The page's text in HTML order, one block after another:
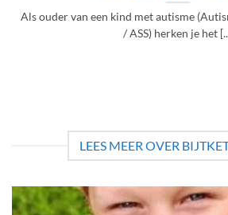
Als ouder van een kind met autisme
/ ASS) herken je het
LEES MEER OVER